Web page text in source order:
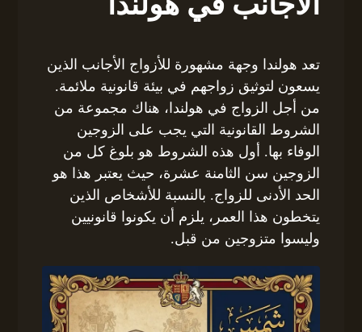
تعد هولندا وجهة مشهورة للأزواج الأجانب الذين
يسعون لتوثيق زواجهم في بيئة قانونية ملائمة.
من أجل الزواج في هولندا، هناك مجموعة من
الشروط القانونية التي يجب على الزوجين
الوفاء بها. أول هذه الشروط هو بلوغ كل من
الزوجين سن الثامنة عشرة، حيث يعتبر هذا هو
الحد الأدنى للزواج. بالنسبة للأشخاص الذين
يتخطون هذا العمر، يلزم أن يكونوا قانونيين
وليسوا متزوجين من قبل.